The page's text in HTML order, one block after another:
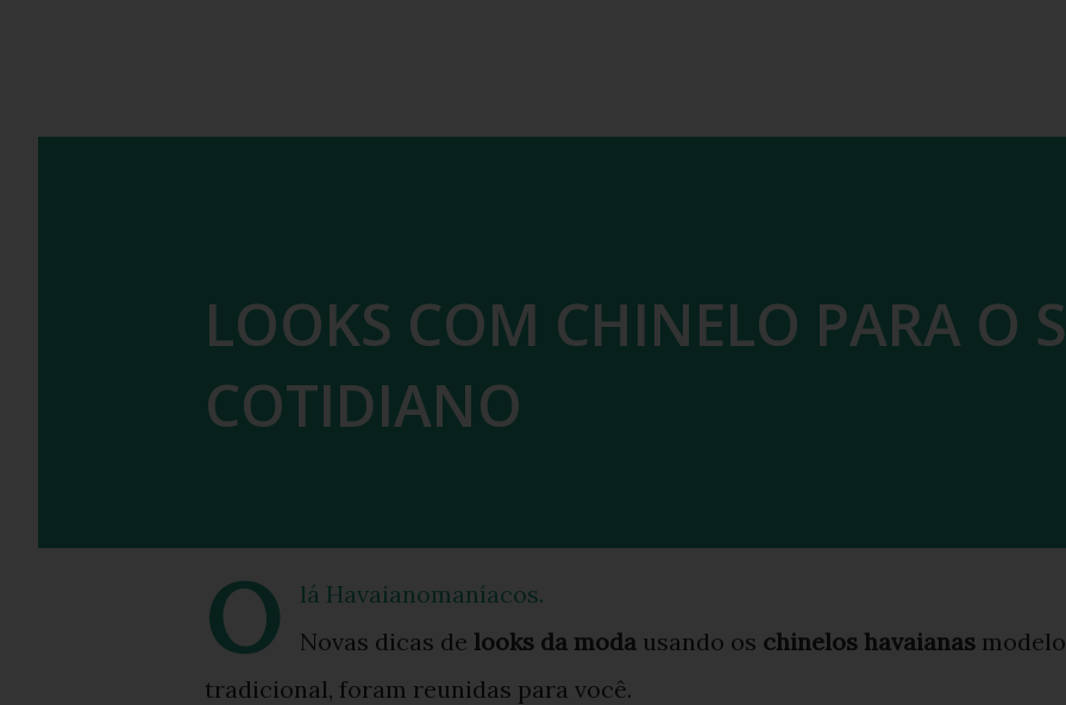
LOOKS COM CHINELO PARA O
COTIDIANO
O
lá Havaianomaníacos.
Novas dicas de looks da moda usando os chinelos havaianas modelo
tradicional, foram reunidas para você.